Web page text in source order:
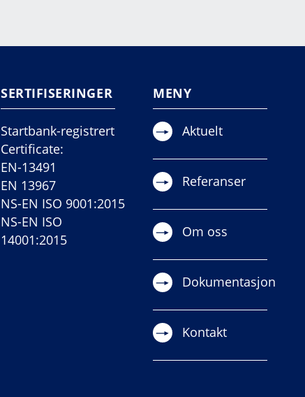
SERTIFISERINGER
Startbank-registrert
Certificate:
EN-13491
EN 13967
NS-EN ISO 9001:2015
NS-EN ISO
14001:2015
MENY
Aktuelt
Referanser
Om oss
Dokumentasjon
Kontakt